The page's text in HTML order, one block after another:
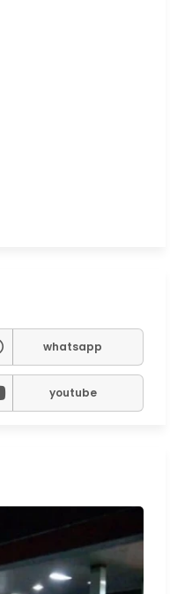
whatsapp
youtube